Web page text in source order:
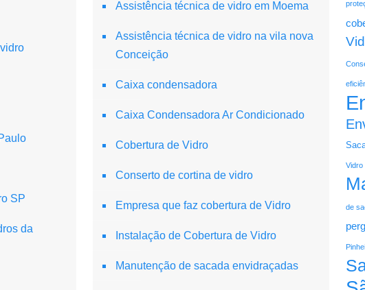
SP
da
Assistência técnica de vidro em Moema
Assistência técnica de vidro na vila nova
Conceição
Caixa condensadora
Caixa Condensadora Ar Condicionado
Cobertura de Vidro
Conserto de cortina de vidro
Empresa que faz cobertura de Vidro
Instalação de Cobertura de Vidro
Manutenção de sacada envidraçadas
Vidro
de